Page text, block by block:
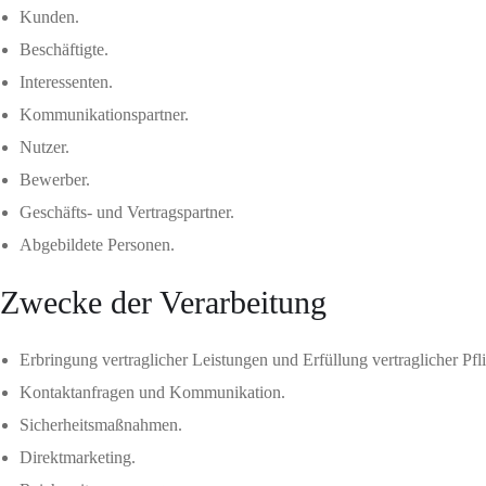
Kunden.
Beschäftigte.
Interessenten.
Kommunikationspartner.
Nutzer.
Bewerber.
Geschäfts- und Vertragspartner.
Abgebildete Personen.
Zwecke der Verarbeitung
Erbringung vertraglicher Leistungen und Erfüllung vertraglicher
Kontaktanfragen und Kommunikation.
Sicherheitsmaßnahmen.
Direktmarketing.